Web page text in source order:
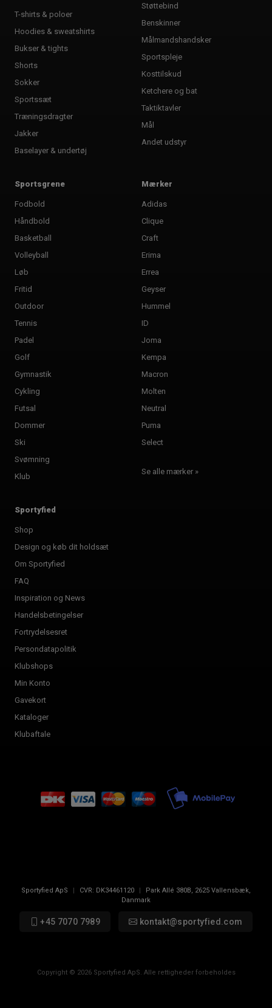
T-shirts & poloer
Hoodies & sweatshirts
Bukser & tights
Shorts
Sokker
Sportssæt
Træningsdragter
Jakker
Baselayer & undertøj
Støttebind
Benskinner
Målmandshandsker
Sportspleje
Kosttilskud
Ketchere og bat
Taktiktavler
Mål
Andet udstyr
Sportsgrene
Fodbold
Håndbold
Basketball
Volleyball
Løb
Fritid
Outdoor
Tennis
Padel
Golf
Gymnastik
Cykling
Futsal
Dommer
Ski
Svømning
Klub
Mærker
Adidas
Clique
Craft
Erima
Errea
Geyser
Hummel
ID
Joma
Kempa
Macron
Molten
Neutral
Puma
Select
Se alle mærker »
Sportyfied
Shop
Design og køb dit holdsæt
Om Sportyfied
FAQ
Inspiration og News
Handelsbetingelser
Fortrydelsesret
Persondatapolitik
Klubshops
Min Konto
Gavekort
Kataloger
Klubaftale
Sportyfied ApS | CVR: DK34461120 | Park Allé 380B, 2625 Vallensbæk,
Danmark
+45 7070 7989 kontakt@sportyfied.com
Copyright © 2026 Sportyfied ApS. Alle rettigheder forbeholdes